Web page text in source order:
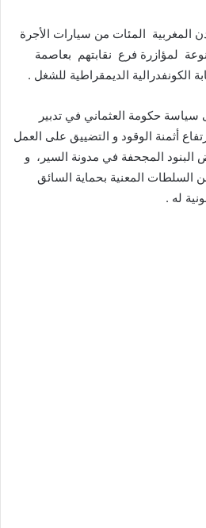
المئات من سيارات الأجرة
لمؤازرة فرع نقابتهم بعاصمة
الكونفدرالية الديمقراطية للشغل .
حكومة العثماني في تدبير
أثمنة الوقود و التضييق على العمل
البنود المجحفة في مدونة السير، و
المعنية بحماية السائق
له .